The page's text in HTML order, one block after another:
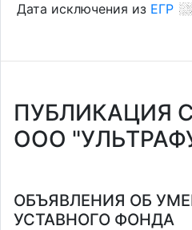
Дата исключения из ЕГР
ПУБЛИКАЦИЯ
ООО
ОБЪЯВЛЕНИЯ ОБ
УСТАВНОГО ФОНДА